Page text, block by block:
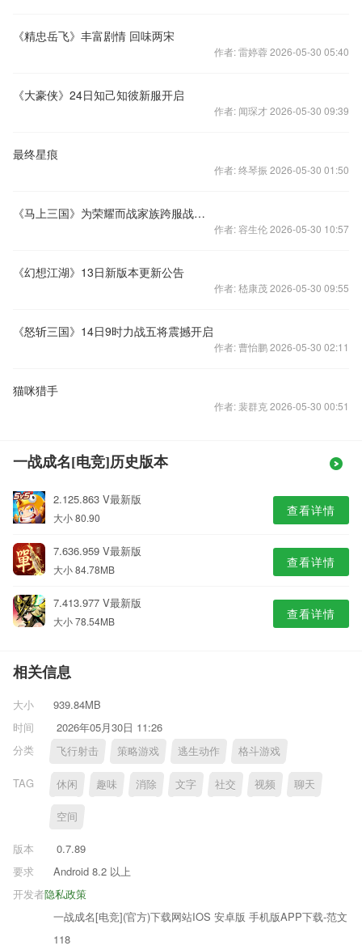
《精忠岳飞》丰富剧情 回味两宋
作者: 雷婷蓉 2026-05-30 05:40
《大豪侠》24日知己知彼新服开启
作者: 闻琛才 2026-05-30 09:39
最终星痕
作者: 终琴振 2026-05-30 01:50
《马上三国》为荣耀而战家族跨服战即将来袭
作者: 容生伦 2026-05-30 10:57
《幻想江湖》13日新版本更新公告
作者: 嵇康茂 2026-05-30 09:55
《怒斩三国》14日9时力战五将震撼开启
作者: 曹怡鹏 2026-05-30 02:11
猫咪猎手
作者: 裴群克 2026-05-30 00:51
一战成名[电竞]历史版本
2.125.863 V最新版
大小 80.90 查看详情
7.636.959 V最新版
大小 84.78MB 查看详情
7.413.977 V最新版
大小 78.54MB 查看详情
相关信息
大小
939.84MB
时间
2026年05月30日 11:26
分类
飞行射击 策略游戏 逃生动作 格斗游戏
TAG 休闲 趣味 消除 文字 社交 视频 聊天
空间
版本
0.7.89
要求
Android 8.2 以上
隐私政策
开发者
一战成名[电竞](官方)下载网站IOS 安卓版 手机版APP下载-范文
118